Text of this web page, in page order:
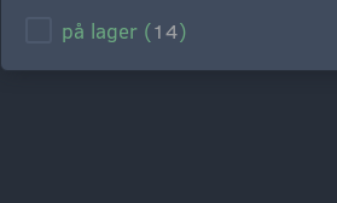
på lager (14)